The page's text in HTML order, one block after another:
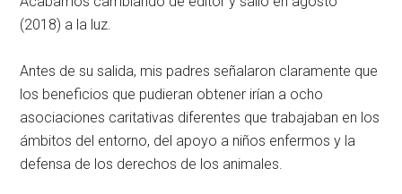
(2018) a la luz.
Antes de su salida, mis padres señalaron claramente que
los beneficios que pudieran obtener irían a ocho
asociaciones caritativas diferentes que trabajaban en los
ámbitos del entorno, del apoyo a niños enfermos y la
defensa de los derechos de los animales.